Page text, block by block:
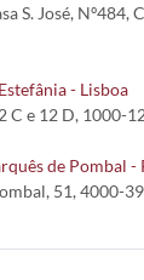
análise:
(500 µL)
S. José, Nº484,
- Lisboa
C e 12 D, 1000-
de Pombal -
51, 4000-